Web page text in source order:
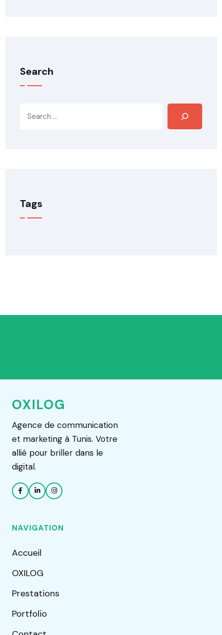
Search
Tags
OXILOG
Agence de communication
et marketing à Tunis. Votre
allié pour briller dans le
digital.
NAVIGATION
Accueil
OXILOG
Prestations
Portfolio